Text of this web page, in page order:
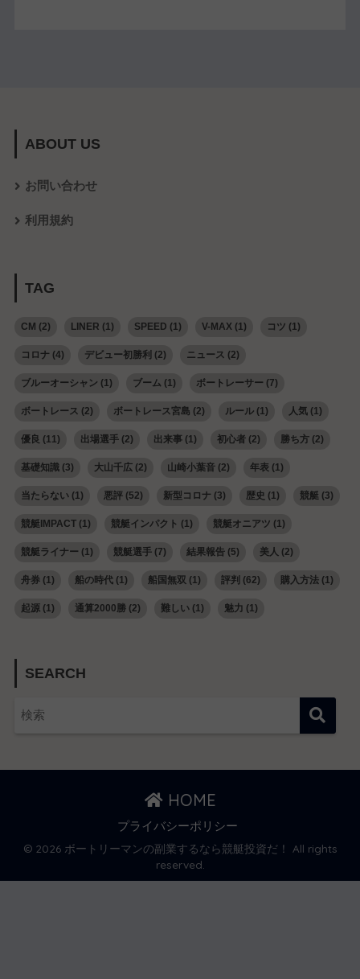
ABOUT US
お問い合わせ
利用規約
TAG
CM (2) LINER (1) SPEED (1) V-MAX(1) コツ (1)
コロナ(4) デビュー初勝利 (2) ニュース (2)
ブルーオーシャン (1) ブーム(1) ボートレーサー (7)
ボートレース (2) ボートレース宮島 (2) ルール(1) 人気(1)
優良 (11) 出場選手(2) 出来事(1) 初心者(2) 勝ち方(2)
基礎知識(3) 大山千広(2) 山崎小葉音(2) 年表(1)
当たらない(1) 悪評(52) 新型コロナ(3) 歴史 (1) 競艇 (3)
競艇IMPACT(1) 競艇インパクト (1) 競艇オニアツ (1)
競艇ライナー (1) 競艇選手(7) 結果報告(5) 美人 (2)
舟券(1) 船の時代(1) 船国無双 (1) 評判 (62) 購入方法(1)
起源(1) 通算2000勝(2) 難しい(1) 魅力 (1)
SEARCH
HOME
プライバシーポリシー
© 2026 ボートリーマンの副業するなら競艇投資だ！ All rights
reserved.